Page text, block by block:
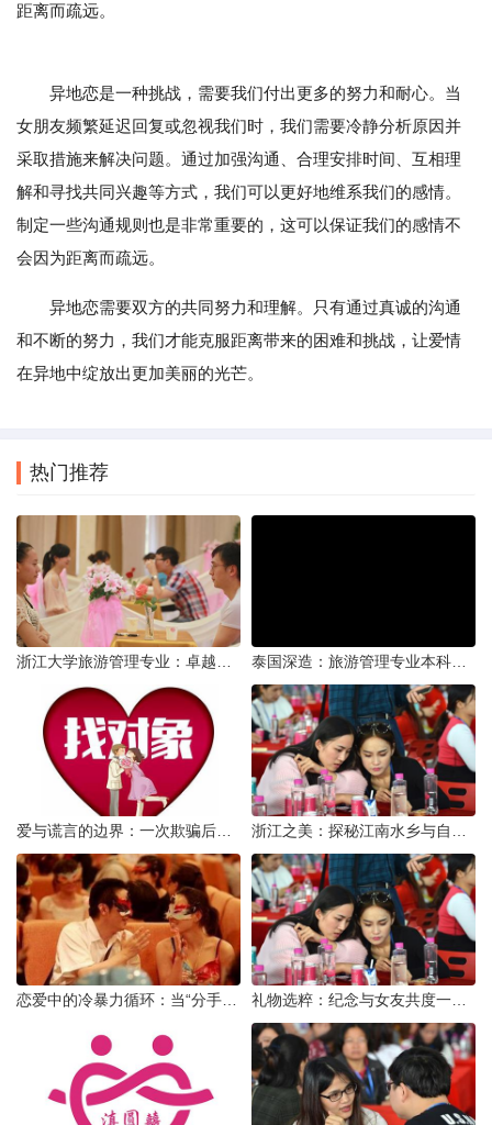
距离而疏远。
异地恋是一种挑战，需要我们付出更多的努力和耐心。当
女朋友频繁延迟回复或忽视我们时，我们需要冷静分析原因并
采取措施来解决问题。通过加强沟通、合理安排时间、互相理
解和寻找共同兴趣等方式，我们可以更好地维系我们的感情。
制定一些沟通规则也是非常重要的，这可以保证我们的感情不
会因为距离而疏远。
异地恋需要双方的共同努力和理解。只有通过真诚的沟通
和不断的努力，我们才能克服距离带来的困难和挑战，让爱情
在异地中绽放出更加美丽的光芒。
热门推荐